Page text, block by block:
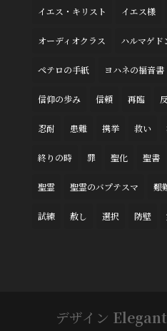
イエス・キリスト イエス様
オーディオクラス ハルマゲド
ペテロの手紙 ヨハネの福音書
信仰の歩み 信頼 再臨
忍耐 患難 携挙 救い
終りの時 罪 聖化 聖書
聖霊 聖霊のバプテスマ 艱
試練 赦し 選択 防壁
デザイン